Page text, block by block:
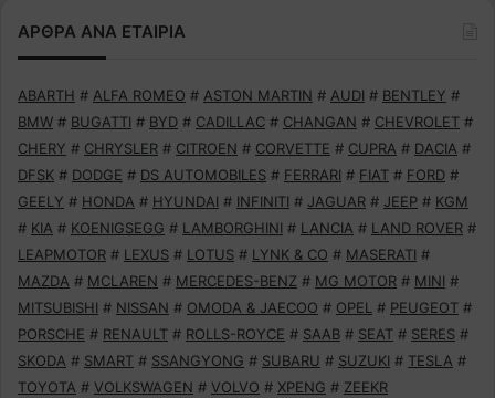
ΑΡΘΡΑ ΑΝΑ ΕΤΑΙΡΙΑ
ABARTH # ALFA ROMEO # ASTON MARTIN # AUDI # BENTLEY #
BMW # BUGATTI # BYD # CADILLAC # CHANGAN # CHEVROLET #
CHERY # CHRYSLER # CITROEN # CORVETTE # CUPRA # DACIA #
DFSK # DODGE # DS AUTOMOBILES # FERRARI # FIAT # FORD #
GEELY # HONDA # HYUNDAI # INFINITI # JAGUAR # JEEP # KGM
# KIA # KOENIGSEGG # LAMBORGHINI # LANCIA # LAND ROVER #
LEAPMOTOR # LEXUS # LOTUS # LYNK & CO # MASERATI #
MAZDA # MCLAREN # MERCEDES-BENZ # MG MOTOR # MINI #
MITSUBISHI # NISSAN # OMODA & JAECOO # OPEL # PEUGEOT #
PORSCHE # RENAULT # ROLLS-ROYCE # SAAB # SEAT # SERES #
SKODA # SMART # SSANGYONG # SUBARU # SUZUKI # TESLA #
TOYOTA # VOLKSWAGEN # VOLVO # XPENG # ZEEKR